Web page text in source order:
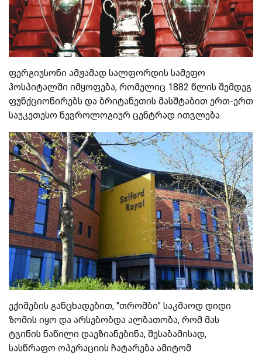
ფერგიუსონი ამჟამად სალფორდის სამეფო
ჰოსპიტალში იმყოფება, რომელიც 1882 წლის შემდეგ
ფუნქციონირებს და ბრიტანეთის მასშტაბით ერთ-ერთ
საუკეთესო ნევროლოგიურ ცენტრად ითვლება.
ექიმების განცხადებით, "თრომბი" საკმაოდ დიდი
ზომის იყო და არსებობდა ალბათობა, რომ მას
ტვინის ნაწილი დაეზიანებინა, შესაბამისად,
სასწრაფო ოპერაციის ჩატარება ამიტომ